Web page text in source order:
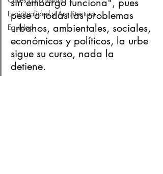
Espiritualidad y Arquitectura
Equidad
pese a todas las problemas
urbanos, ambientales, sociales,
económicos y políticos, la urbe
sigue su curso, nada la
detiene.